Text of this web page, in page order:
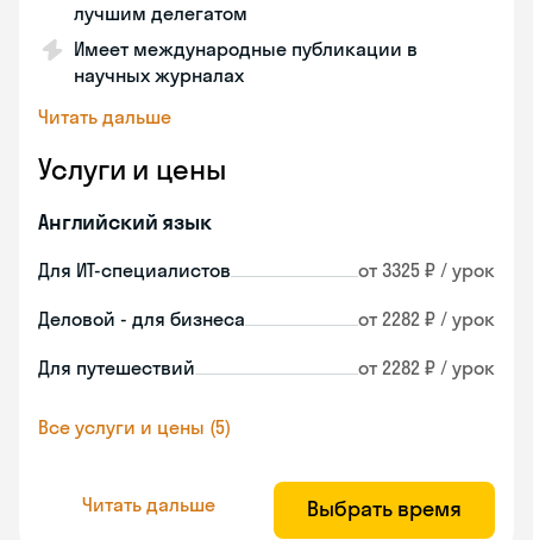
лучшим делегатом
Имеет международные публикации в
научных журналах
Читать дальше
Услуги и цены
Английский язык
Для ИТ-специалистов от 3325 ₽ / урок
Деловой - для бизнеса от 2282 ₽ / урок
Для путешествий от 2282 ₽ / урок
Все услуги и цены (5)
Читать дальше Выбрать время